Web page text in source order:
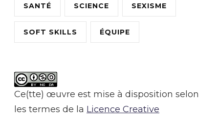
SANTÉ SCIENCE SEXISME
SOFT SKILLS ÉQUIPE
Ce(tte) œuvre est mise à disposition selon
les termes de la Licence Creative